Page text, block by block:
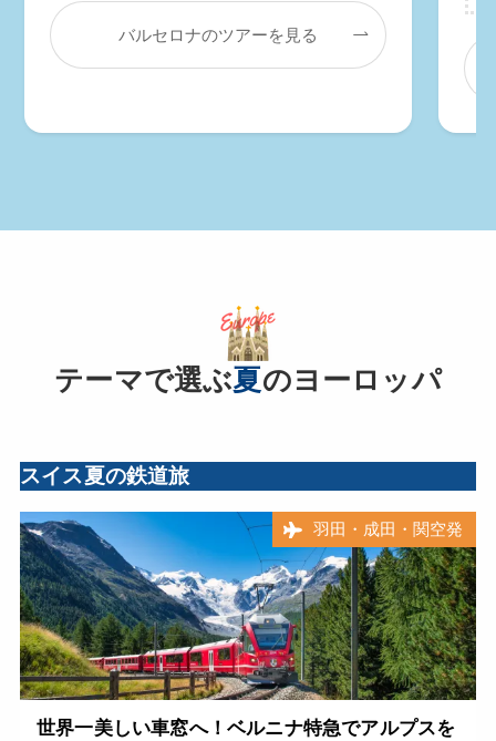
バルセロナのツアーを見る
テーマで選ぶ夏 のヨーロッパ
スイス夏の鉄道旅
羽田・成田・関空発
世界一美しい車窓へ！ベルニナ特急でアルプスを